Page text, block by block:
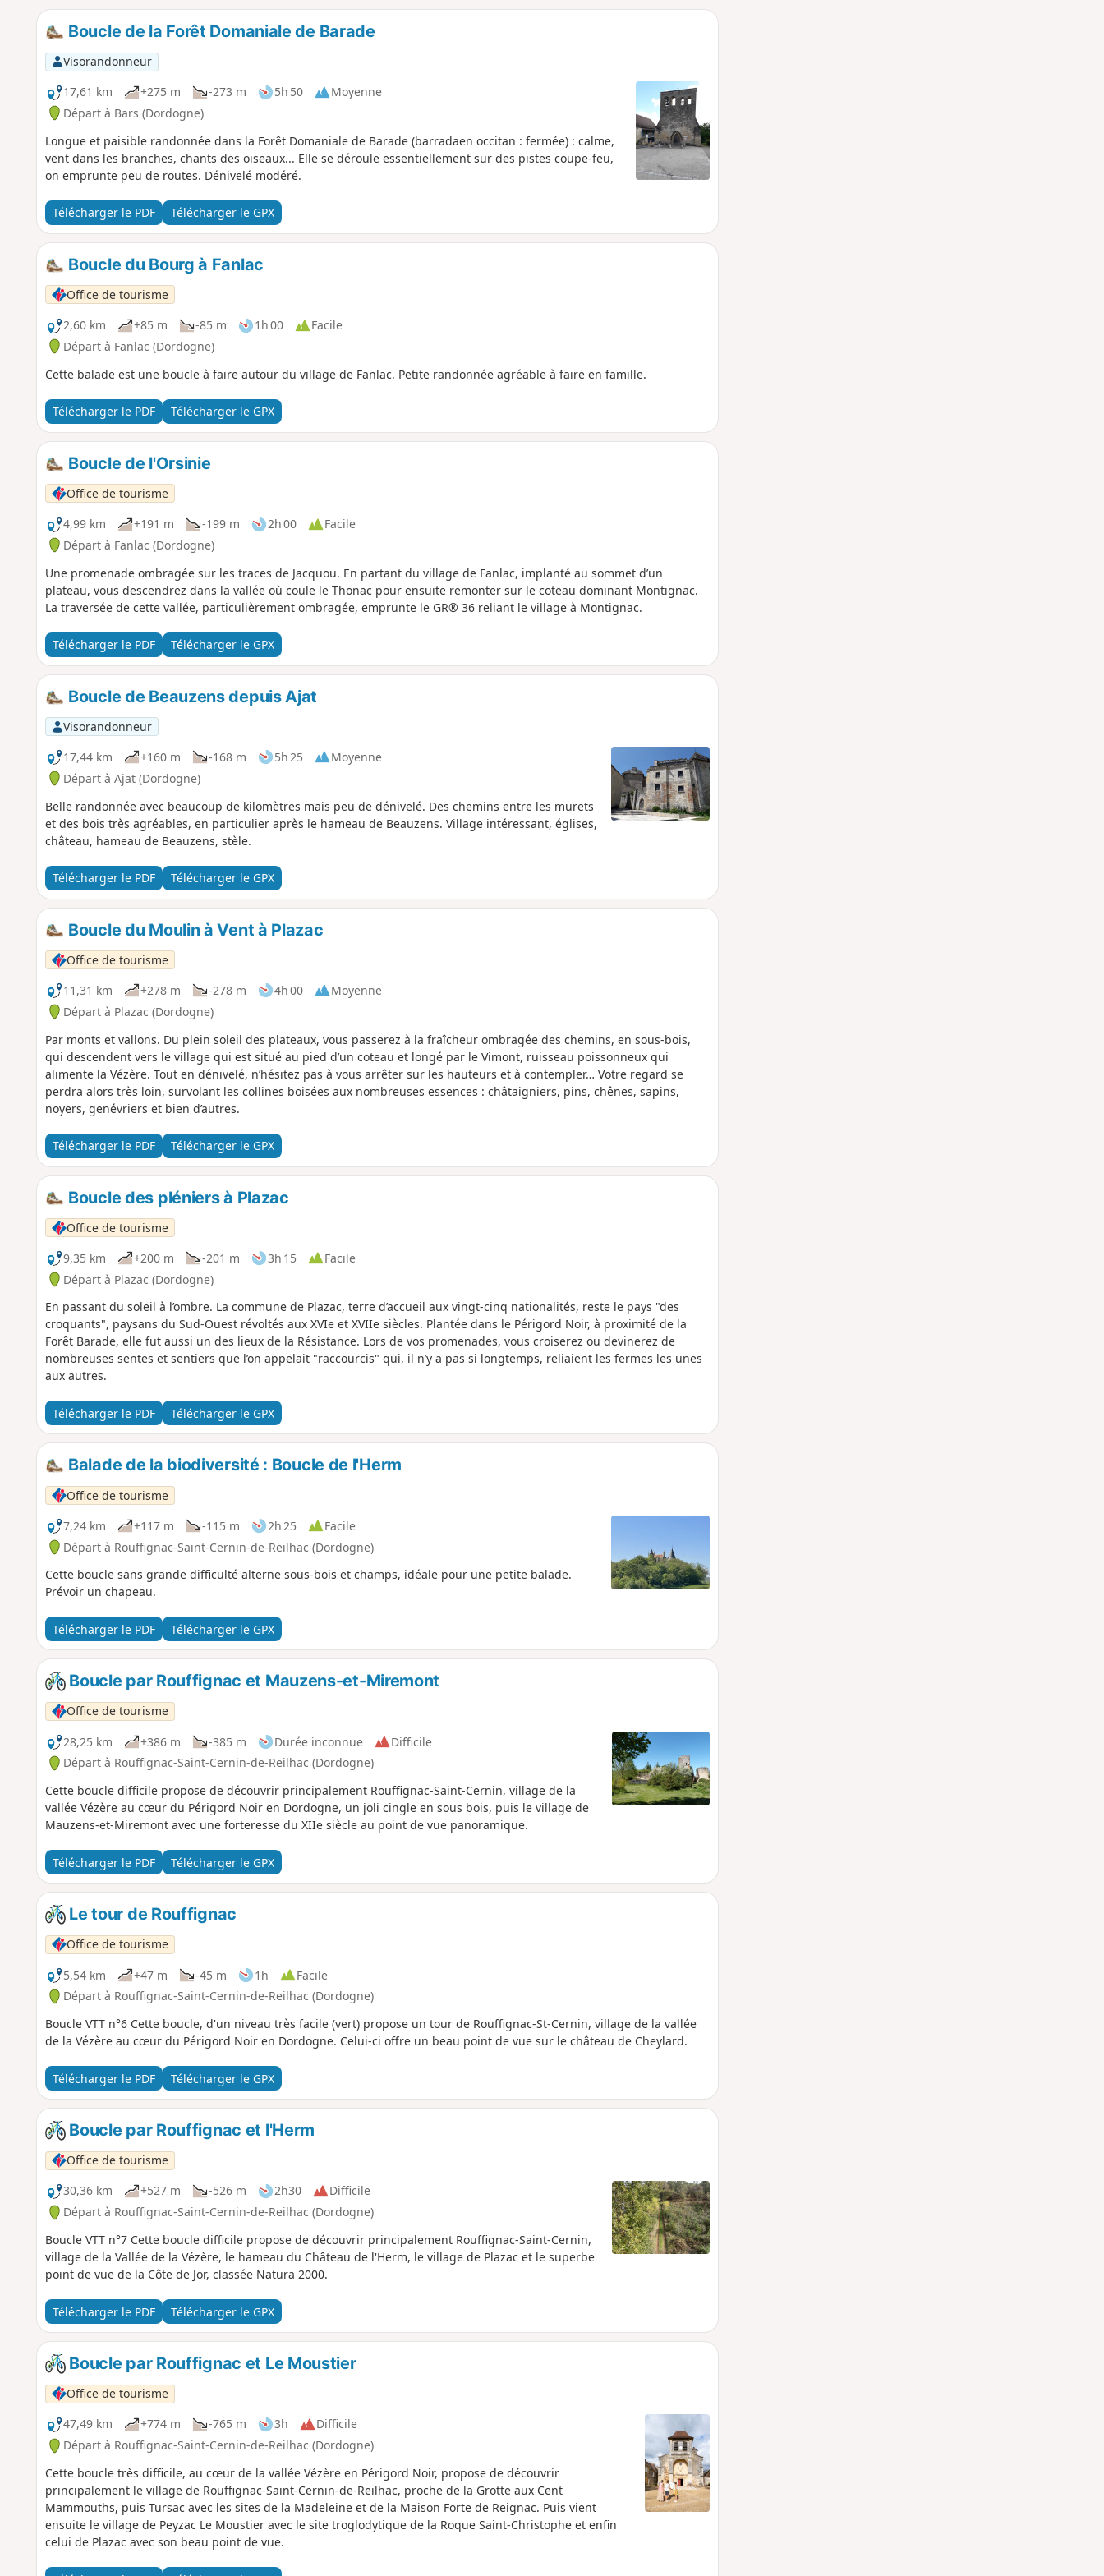
Boucle de la Forêt Domaniale de Barade
Visorandonneur
17,61 km
+275 m -273 m 5h 50
Moyenne
Départ à Bars (Dordogne)
Longue et paisible randonnée dans la Forêt Domaniale de Barade (barradaen occitan : fermée) : calme,
vent dans les branches, chants des oiseaux... Elle se déroule essentiellement sur des pistes coupe-feu,
on emprunte peu de routes. Dénivelé modéré.
Télécharger le PDF Télécharger le GPX
Boucle du Bourg à Fanlac
Office de tourisme
2,60 km
+85 m -85 m 1h 00
Facile
Départ à Fanlac (Dordogne)
Cette balade est une boucle à faire autour du village de Fanlac. Petite randonnée agréable à faire en famille.
Télécharger le PDF Télécharger le GPX
Boucle de l'Orsinie
Office de tourisme
4,99 km
+191 m -199 m 2h 00
Facile
Départ à Fanlac (Dordogne)
Une promenade ombragée sur les traces de Jacquou. En partant du village de Fanlac, implanté au sommet d’un
plateau, vous descendrez dans la vallée où coule le Thonac pour ensuite remonter sur le coteau dominant Montignac.
La traversée de cette vallée, particulièrement ombragée, emprunte le GR® 36 reliant le village à Montignac.
Télécharger le PDF Télécharger le GPX
Boucle de Beauzens depuis Ajat
Visorandonneur
17,44 km
+160 m -168 m 5h 25
Moyenne
Départ à Ajat (Dordogne)
Belle randonnée avec beaucoup de kilomètres mais peu de dénivelé. Des chemins entre les murets
et des bois très agréables, en particulier après le hameau de Beauzens. Village intéressant, églises,
château, hameau de Beauzens, stèle.
Télécharger le PDF Télécharger le GPX
Boucle du Moulin à Vent à Plazac
Office de tourisme
11,31 km
+278 m -278 m 4h 00
Moyenne
Départ à Plazac (Dordogne)
Par monts et vallons. Du plein soleil des plateaux, vous passerez à la fraîcheur ombragée des chemins, en sous-bois,
qui descendent vers le village qui est situé au pied d’un coteau et longé par le Vimont, ruisseau poissonneux qui
alimente la Vézère. Tout en dénivelé, n’hésitez pas à vous arrêter sur les hauteurs et à contempler… Votre regard se
perdra alors très loin, survolant les collines boisées aux nombreuses essences : châtaigniers, pins, chênes, sapins,
noyers, genévriers et bien d’autres.
Télécharger le PDF Télécharger le GPX
Boucle des pléniers à Plazac
Office de tourisme
9,35 km
+200 m -201 m 3h 15
Facile
Départ à Plazac (Dordogne)
En passant du soleil à l’ombre. La commune de Plazac, terre d’accueil aux vingt-cinq nationalités, reste le pays "des
croquants", paysans du Sud-Ouest révoltés aux XVIe et XVIIe siècles. Plantée dans le Périgord Noir, à proximité de la
Forêt Barade, elle fut aussi un des lieux de la Résistance. Lors de vos promenades, vous croiserez ou devinerez de
nombreuses sentes et sentiers que l’on appelait "raccourcis" qui, il n’y a pas si longtemps, reliaient les fermes les unes
aux autres.
Télécharger le PDF Télécharger le GPX
Balade de la biodiversité : Boucle de l'Herm
Office de tourisme
7,24 km
+117 m -115 m 2h 25
Facile
Départ à Rouffignac-Saint-Cernin-de-Reilhac (Dordogne)
Cette boucle sans grande difficulté alterne sous-bois et champs, idéale pour une petite balade.
Prévoir un chapeau.
Télécharger le PDF Télécharger le GPX
Boucle par Rouffignac et Mauzens-et-Miremont
Office de tourisme
28,25 km
+386 m -385 m Durée inconnue
Difficile
Départ à Rouffignac-Saint-Cernin-de-Reilhac (Dordogne)
Cette boucle difficile propose de découvrir principalement Rouffignac-Saint-Cernin, village de la
vallée Vézère au cœur du Périgord Noir en Dordogne, un joli cingle en sous bois, puis le village de
Mauzens-et-Miremont avec une forteresse du XIIe siècle au point de vue panoramique.
Télécharger le PDF Télécharger le GPX
Le tour de Rouffignac
Office de tourisme
5,54 km
+47 m -45 m 1h
Facile
Départ à Rouffignac-Saint-Cernin-de-Reilhac (Dordogne)
Boucle VTT n°6 Cette boucle, d'un niveau très facile (vert) propose un tour de Rouffignac-St-Cernin, village de la vallée
de la Vézère au cœur du Périgord Noir en Dordogne. Celui-ci offre un beau point de vue sur le château de Cheylard.
Télécharger le PDF Télécharger le GPX
Boucle par Rouffignac et l'Herm
Office de tourisme
30,36 km
+527 m -526 m 2h30
Difficile
Départ à Rouffignac-Saint-Cernin-de-Reilhac (Dordogne)
Boucle VTT n°7 Cette boucle difficile propose de découvrir principalement Rouffignac-Saint-Cernin,
village de la Vallée de la Vézère, le hameau du Château de l'Herm, le village de Plazac et le superbe
point de vue de la Côte de Jor, classée Natura 2000.
Télécharger le PDF Télécharger le GPX
Boucle par Rouffignac et Le Moustier
Office de tourisme
47,49 km
+774 m -765 m 3h
Difficile
Départ à Rouffignac-Saint-Cernin-de-Reilhac (Dordogne)
Cette boucle très difficile, au cœur de la vallée Vézère en Périgord Noir, propose de découvrir
principalement le village de Rouffignac-Saint-Cernin-de-Reilhac, proche de la Grotte aux Cent
Mammouths, puis Tursac avec les sites de la Madeleine et de la Maison Forte de Reignac. Puis vient
ensuite le village de Peyzac Le Moustier avec le site troglodytique de la Roque Saint-Christophe et enfin
celui de Plazac avec son beau point de vue.